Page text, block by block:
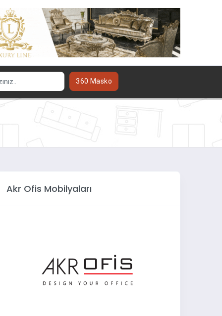
360 Masko
Akr Ofis Mobilyaları